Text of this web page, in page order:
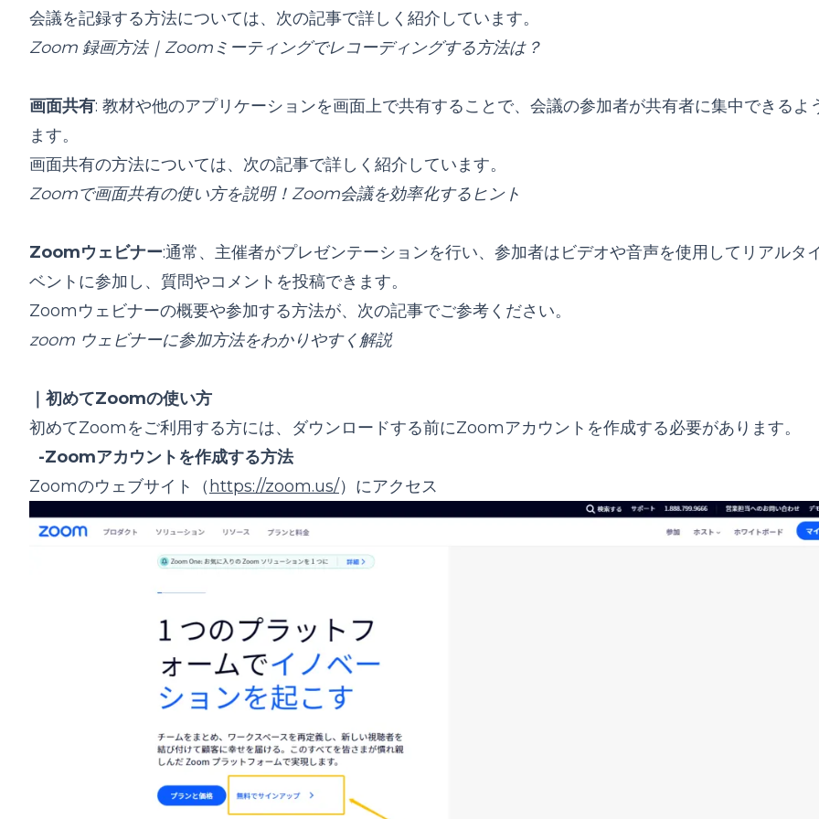
会議を記録する方法については、次の記事で詳しく紹介しています。
Zoom 録画方法｜Zoomミーティングでレコーディングする方法は？
画面共有: 教材や他のアプリケーションを画面上で共有することで、会議の参加者が共有者に集中できるよ
ます。
画面共有の方法については、次の記事で詳しく紹介しています。
Zoomで画面共有の使い方を説明！Zoom会議を効率化するヒント
Zoomウェビナー:通常、主催者がプレゼンテーションを行い、参加者はビデオや音声を使用してリアルタ
ベントに参加し、質問やコメントを投稿できます。
Zoomウェビナーの概要や参加する方法が、次の記事でご参考ください。
zoom ウェビナーに参加方法をわかりやすく解説
｜初めてZoomの使い方
初めてZoomをご利用する方には、ダウンロードする前にZoomアカウントを作成する必要があります。
-Zoomアカウントを作成する方法
Zoomのウェブサイト（ https://zoom.us/）にアクセス